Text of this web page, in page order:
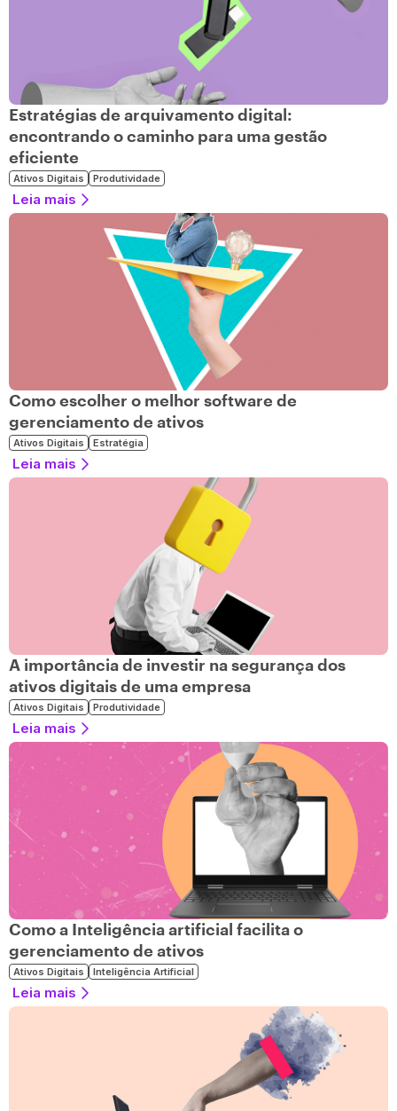
Estratégias de arquivamento digital:
encontrando o caminho para uma gestão
eficiente
Ativos Digitais Produtividade
Leia mais
Como escolher o melhor software de
gerenciamento de ativos
Ativos Digitais Estratégia
Leia mais
A importância de investir na segurança dos
ativos digitais de uma empresa
Ativos Digitais Produtividade
Leia mais
Como a Inteligência artificial facilita o
gerenciamento de ativos
Ativos Digitais Inteligência Artificial
Leia mais